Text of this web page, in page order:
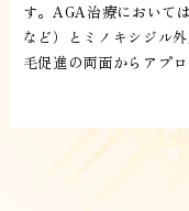
す。AGA治療において
など）とミノキシジル
毛促進の両面からアプ